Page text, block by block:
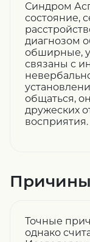
Синдром
состояние,
диагнозом
обширные,
связаны с
общаться,
дружеских
восприятия.
Точные
однако